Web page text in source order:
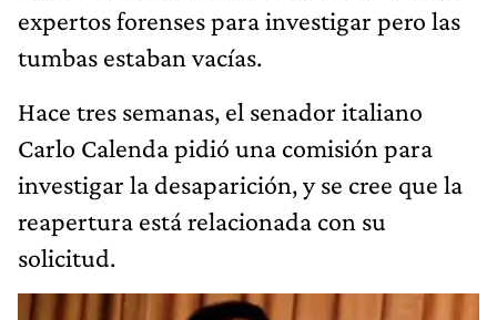
expertos forenses para investigar pero las
tumbas estaban vacías.
Hace tres semanas, el senador italiano
Carlo Calenda pidió una comisión para
investigar la desaparición, y se cree que la
reapertura está relacionada con su
solicitud.